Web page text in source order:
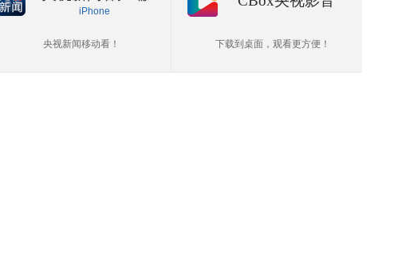
iPhone
央视新闻移动看！ 下载到桌面，观看更方便！